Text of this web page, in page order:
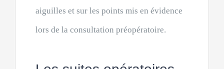
aiguilles et sur les points mis en évidence
lors de la consultation préopératoire.